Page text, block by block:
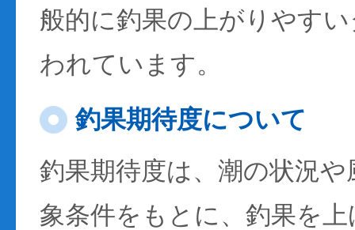
般的に釣果の上がりやす
われています。
釣果期待度について
釣果期待度は、潮の状況
象条件をもとに、釣果を